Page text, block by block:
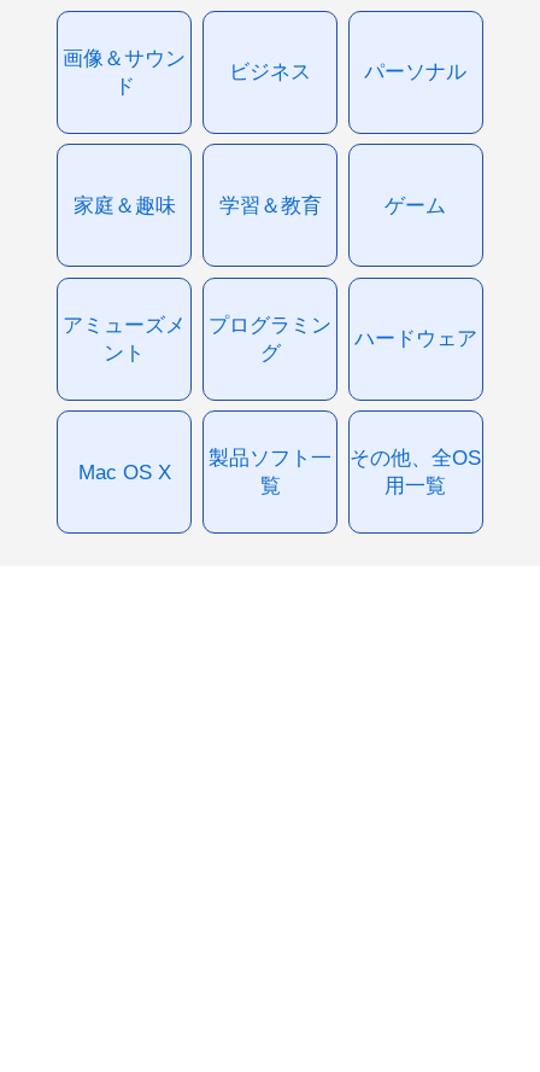
画像＆サウン
ド
ビジネス パーソナル
家庭＆趣味 学習＆教育 ゲーム
アミューズメ
ント
プログラミン
グ
ハードウェア
Mac OS X
製品ソフト一
覧
その他、全OS
用一覧